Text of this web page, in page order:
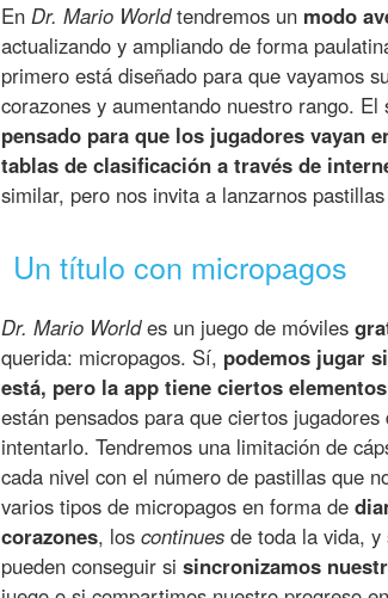
En Dr. Mario Worldtendremos un modo
actualizando y ampliando de forma
primero está diseñado para que vayamos
corazones y aumentando nuestro rango.
pensado para que los jugadores vayan
tablas de clasificación a través de
similar, pero nos invita a lanzarnos
Un título con micropagos
Dr. Mario Worldes un juego de móviles
querida: micropagos. Sí, podemos jugar
está, pero la app tiene ciertos
están pensados para que ciertos
intentarlo. Tendremos una limitación de
cada nivel con el número de pastillas que
varios tipos de micropagos en forma de
corazones, los continues de toda la vida,
pueden conseguir si sincronizamos